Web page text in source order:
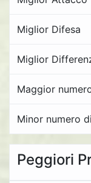
Miglior Difesa
Miglior
Maggior
Minor numero
Peggiori